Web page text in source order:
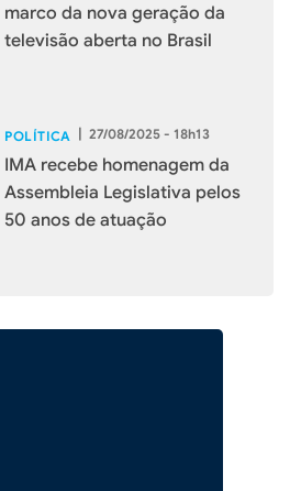
marco da nova geração da
televisão aberta no Brasil
POLÍTICA | 27/08/2025 - 18h13
IMA recebe homenagem da
Assembleia Legislativa pelos
50 anos de atuação